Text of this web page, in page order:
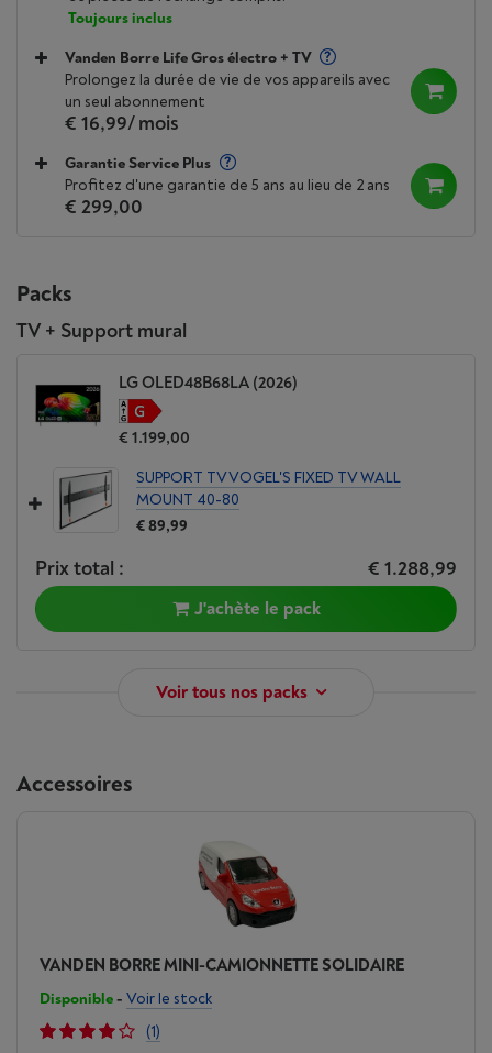
Toujours inclus
Vanden Borre Life Gros électro + TV
Prolongez la durée de vie de vos appareils avec
un seul abonnement
€ 16,99/ mois
Garantie Service Plus
Profitez d'une garantie de 5 ans au lieu de 2 ans
€ 299,00
Packs
TV + Support mural
LG OLED48B68LA (2026)
€ 1.199,00
SUPPORT TV VOGEL'S FIXED TV WALL
MOUNT 40-80
€ 89,99
Prix total : € 1.288,99
J'achète le pack
Voir tous nos packs
Accessoires
VANDEN BORRE MINI-CAMIONNETTE SOLIDAIRE
Disponible- Voir le stock
(1)